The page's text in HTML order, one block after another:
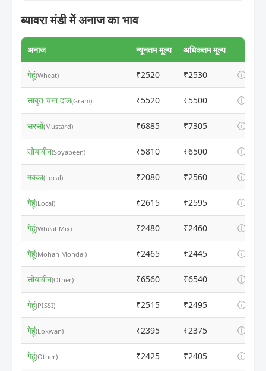
ब्यावरा मंडी में अनाज का भाव
अनाज न्यूनतम मूल्य अधिकतम मूल्य
गेहूं(Wheat) ₹2520 ₹2530 ⓘ
साबुत चना दाल(Gram) ₹5520 ₹5500 ⓘ
सरसों(Mustard) ₹6885 ₹7305 ⓘ
सोयाबीन(Soyabeen) ₹5810 ₹6500 ⓘ
मक्का(Local) ₹2080 ₹2560 ⓘ
गेहूं(Local) ₹2615 ₹2595 ⓘ
गेहूं(Wheat Mix) ₹2480 ₹2460 ⓘ
गेहूं(Mohan Mondal) ₹2465 ₹2445 ⓘ
सोयाबीन(Other) ₹6560 ₹6540 ⓘ
गेहूं(PISSI) ₹2515 ₹2495 ⓘ
गेहूं(Lokwan) ₹2395 ₹2375 ⓘ
गेहूं(Other) ₹2425 ₹2405 ⓘ